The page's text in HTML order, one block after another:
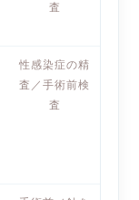
査
性感染症の精
査／手術前検
査